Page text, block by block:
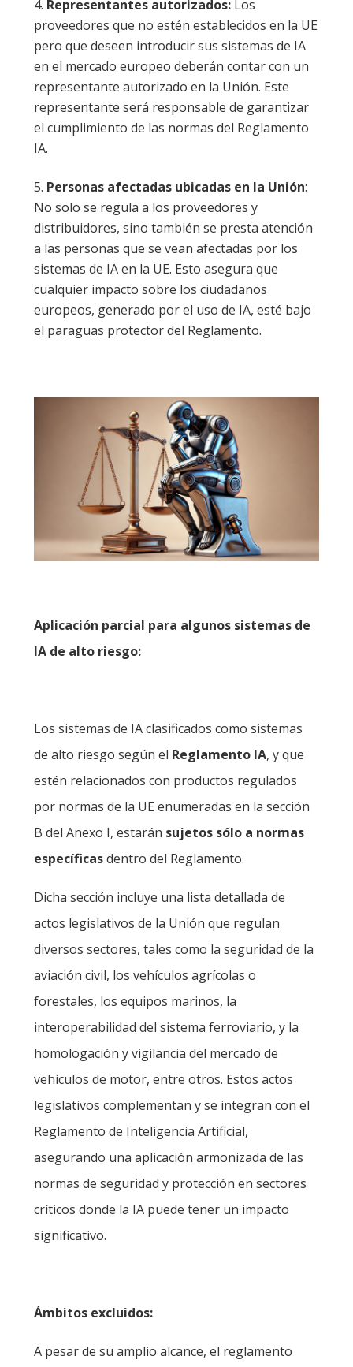
Representantes autorizados:Los
proveedores que no estén establecidos en la UE
pero que deseen introducir sus sistemas de IA
en el mercado europeo deberán contar con un
representante autorizado en la Unión. Este
representante será responsable de garantizar
el cumplimiento de las normas del Reglamento
IA.
Personas afectadas ubicadas en la Unión:
No solo se regula a los proveedores y
distribuidores, sino también se presta atención
a las personas que se vean afectadas por los
sistemas de IA en la UE. Esto asegura que
cualquier impacto sobre los ciudadanos
europeos, generado por el uso de IA, esté bajo
el paraguas protector del Reglamento.
Aplicación parcial para algunos sistemas de
IA de alto riesgo:
Los sistemas de IA clasificados como sistemas
de alto riesgo según el Reglamento IA, y que
estén relacionados con productos regulados
por normas de la UE enumeradas en la sección
B del Anexo I, estarán sujetos sólo a normas
específicasdentro del Reglamento.
Dicha sección incluye una lista detallada de
actos legislativos de la Unión que regulan
diversos sectores, tales como la seguridad de la
aviación civil, los vehículos agrícolas o
forestales, los equipos marinos, la
interoperabilidad del sistema ferroviario, y la
homologación y vigilancia del mercado de
vehículos de motor, entre otros. Estos actos
legislativos complementan y se integran con el
Reglamento de Inteligencia Artificial,
asegurando una aplicación armonizada de las
normas de seguridad y protección en sectores
críticos donde la IA puede tener un impacto
significativo.
Ámbitos excluidos:
A pesar de su amplio alcance, el reglamento